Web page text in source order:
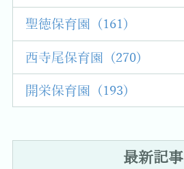
聖徳保育園 (161)
西寺尾保育園 (270)
開栄保育園 (193)
最新記事